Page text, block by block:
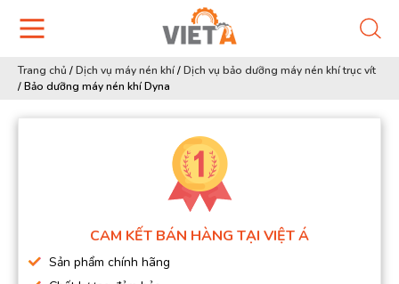
Trang chủ /Dịch vụ máy nén khí/Dịch vụ bảo dưỡng máy nén khí trục vít
/Bảo dưỡng máy nén khí Dyna
CAM KẾT BÁN HÀNG TẠI VIỆT Á
Sản phẩm chính hãng